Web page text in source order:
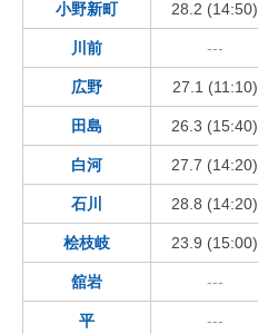
小野新町 28.2 (14:50)
川前 ---
広野 27.1 (11:10)
田島 26.3 (15:40)
白河 27.7 (14:20)
石川 28.8 (14:20)
桧枝岐 23.9 (15:00)
舘岩 ---
平 ---